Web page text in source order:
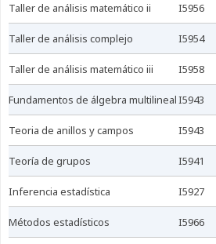
taller de análisis matemático ii I5956
taller de análisis complejo I5954
taller de análisis matemático iii I5958
fundamentos de álgebra multilinealI5943
teoria de anillos y campos I5943
teoría de grupos I5941
inferencia estadística I5927
métodos estadísticos I5966